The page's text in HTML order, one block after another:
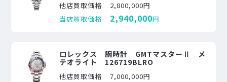
他店買取価格
2,800,000円
当店買取価格
2,940,000円
ロレックス 腕時計 GMTマスターⅡ メ
テオライト 126719BLRO
他店買取価格
7,000,000円